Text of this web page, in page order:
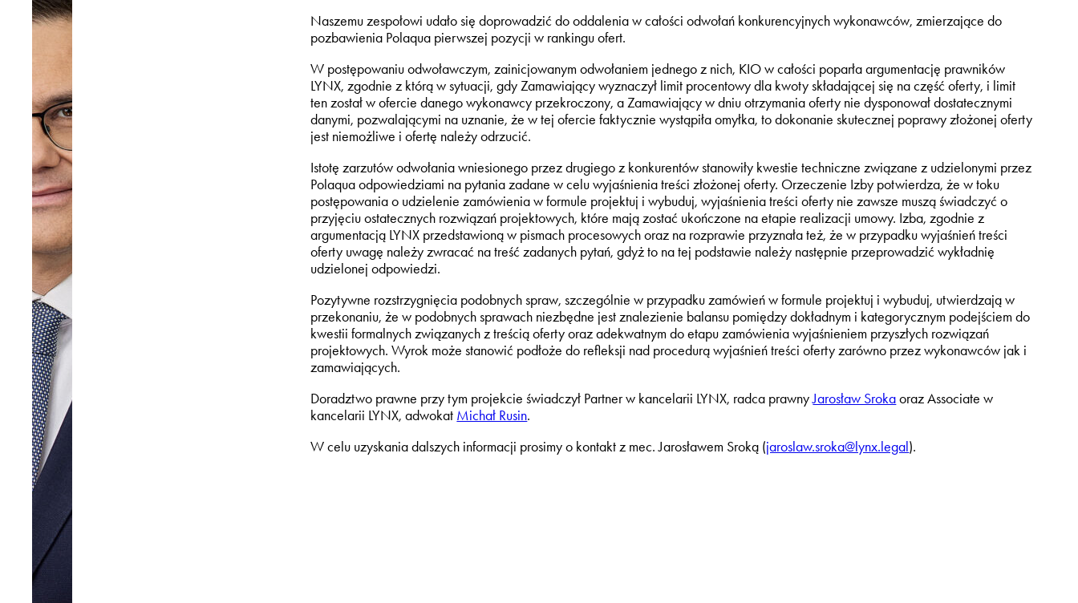
Naszemu zespołowi udało się doprowadzić do oddalenia w całości odwołań konkurencyjnych wykonawców, zmierzające do
pozbawienia Polaqua pierwszej pozycji w rankingu ofert.
W postępowaniu odwoławczym, zainicjowanym odwołaniem jednego z nich, KIO w całości poparła argumentację prawników
LYNX, zgodnie z którą w sytuacji, gdy Zamawiający wyznaczył limit procentowy dla kwoty składającej się na część oferty, i limit
ten został w ofercie danego wykonawcy przekroczony, a Zamawiający w dniu otrzymania oferty nie dysponował dostatecznymi
danymi, pozwalającymi na uznanie, że w tej ofercie faktycznie wystąpiła omyłka, to dokonanie skutecznej poprawy złożonej oferty
jest niemożliwe i ofertę należy odrzucić.
Istotę zarzutów odwołania wniesionego przez drugiego z konkurentów stanowiły kwestie techniczne związane z udzielonymi przez
Polaqua odpowiedziami na pytania zadane w celu wyjaśnienia treści złożonej oferty. Orzeczenie Izby potwierdza, że w toku
postępowania o udzielenie zamówienia w formule projektuj i wybuduj, wyjaśnienia treści oferty nie zawsze muszą świadczyć o
przyjęciu ostatecznych rozwiązań projektowych, które mają zostać ukończone na etapie realizacji umowy. Izba, zgodnie z
argumentacją LYNX przedstawioną w pismach procesowych oraz na rozprawie przyznała też, że w przypadku wyjaśnień treści
oferty uwagę należy zwracać na treść zadanych pytań, gdyż to na tej podstawie należy następnie przeprowadzić wykładnię
udzielonej odpowiedzi.
Pozytywne rozstrzygnięcia podobnych spraw, szczególnie w przypadku zamówień w formule projektuj i wybuduj, utwierdzają w
przekonaniu, że w podobnych sprawach niezbędne jest znalezienie balansu pomiędzy dokładnym i kategorycznym podejściem do
kwestii formalnych związanych z treścią oferty oraz adekwatnym do etapu zamówienia wyjaśnieniem przyszłych rozwiązań
projektowych. Wyrok może stanowić podłoże do refleksji nad procedurą wyjaśnień treści oferty zarówno przez wykonawców jak i
zamawiających.
Doradztwo prawne przy tym projekcie świadczył Partner w kancelarii LYNX, radca prawnyJarosław Srokaoraz Associate w
kancelarii LYNX, adwokat Michał Rusin.
W celu uzyskania dalszych informacji prosimy o kontakt z mec. Jarosławem Sroką (jaroslaw.sroka@lynx.legal).